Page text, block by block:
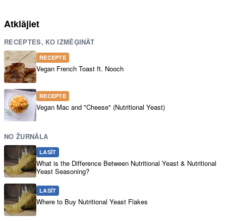
Atklājiet
RECEPTES, KO IZMĒĢINĀT
RECEPTE
Vegan French Toast ft. Nooch
RECEPTE
Vegan Mac and "Cheese" (Nutritional Yeast)
NO ŽURNĀLA
LASĪT
What is the Difference Between Nutritional Yeast & Nutritional
Yeast Seasoning?
LASĪT
Where to Buy Nutritional Yeast Flakes